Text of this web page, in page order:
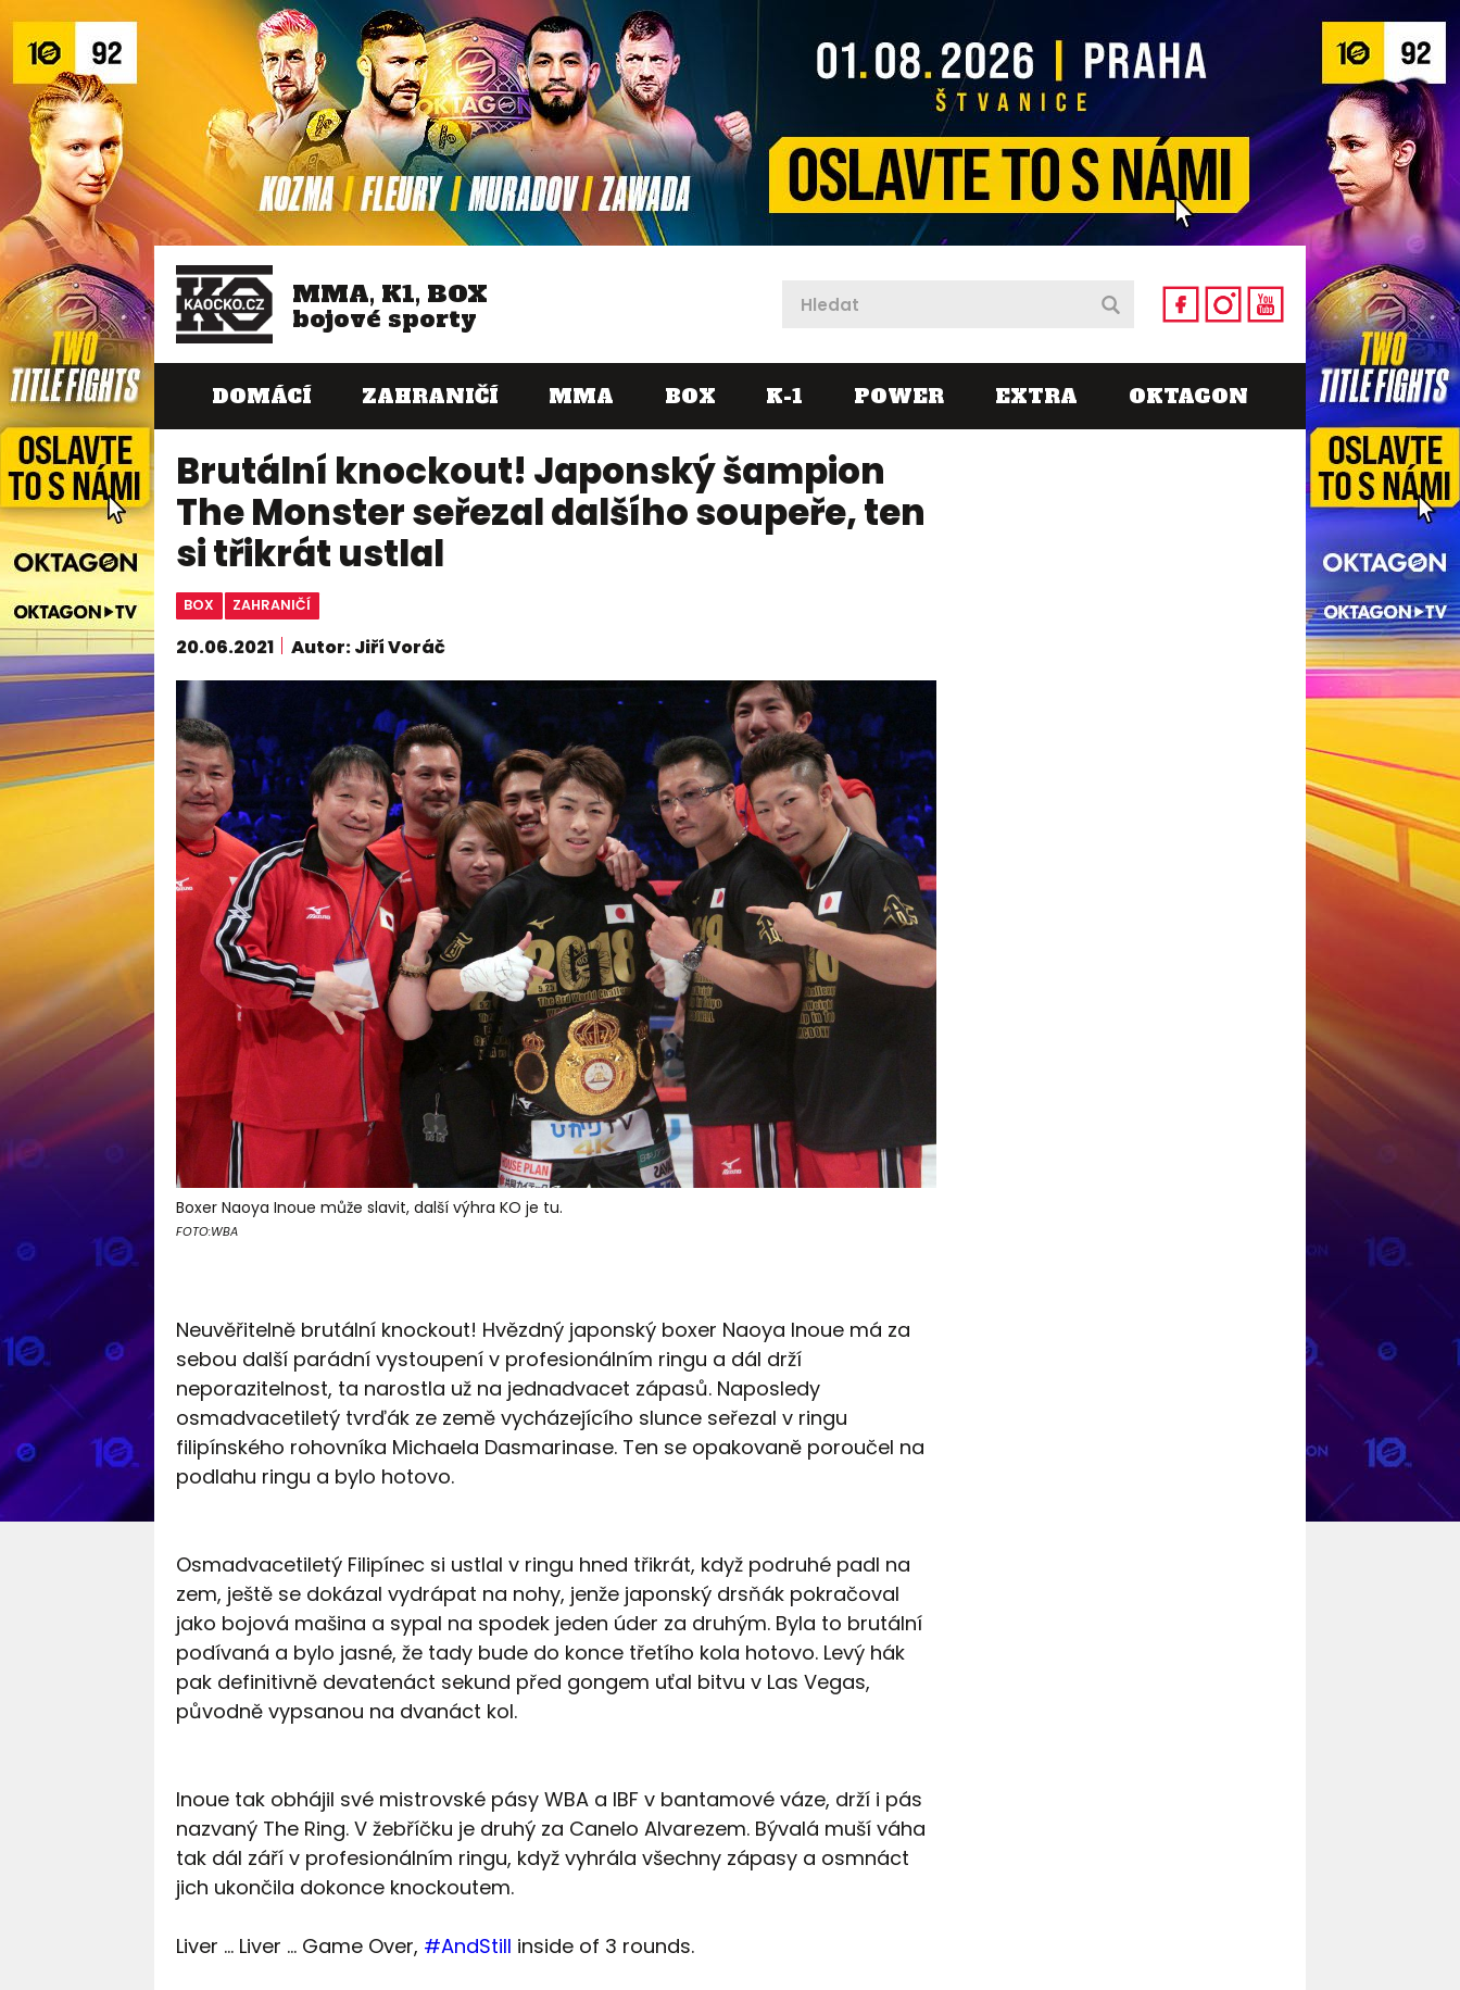
MMA, K1, BOX
bojové sporty
DOMÁCÍ ZAHRANIČÍ MMA BOX K-1 POWER EXTRA OKTAGON
Brutální knockout! Japonský šampion
The Monster seřezal dalšího soupeře, ten
si třikrát ustlal
BOX ZAHRANIČÍ
20.06.2021 Autor: Jiří Voráč
Boxer Naoya Inoue může slavit, další výhra KO je tu.
FOTO:WBA
Neuvěřitelně brutální knockout! Hvězdný japonský boxer Naoya Inoue má za
sebou další parádní vystoupení v profesionálním ringu a dál drží
neporazitelnost, ta narostla už na jednadvacet zápasů. Naposledy
osmadvacetiletý tvrďák ze země vycházejícího slunce seřezal v ringu
filipínského rohovníka Michaela Dasmarinase. Ten se opakovaně poroučel na
podlahu ringu a bylo hotovo.
Osmadvacetiletý Filipínec si ustlal v ringu hned třikrát, když podruhé padl na
zem, ještě se dokázal vydrápat na nohy, jenže japonský drsňák pokračoval
jako bojová mašina a sypal na spodek jeden úder za druhým. Byla to brutální
podívaná a bylo jasné, že tady bude do konce třetího kola hotovo. Levý hák
pak definitivně devatenáct sekund před gongem uťal bitvu v Las Vegas,
původně vypsanou na dvanáct kol.
Inoue tak obhájil své mistrovské pásy WBA a IBF v bantamové váze, drží i pás
nazvaný The Ring. V žebříčku je druhý za Canelo Alvarezem. Bývalá muší váha
tak dál září v profesionálním ringu, když vyhrála všechny zápasy a osmnáct
jich ukončila dokonce knockoutem.
Liver ... Liver ... Game Over, #AndStill inside of 3 rounds.